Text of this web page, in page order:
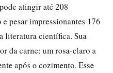
atingir até 208
pesar impressionantes 176
literatura científica. Sua
da carne: um rosa-claro a
após o cozimento. Esse